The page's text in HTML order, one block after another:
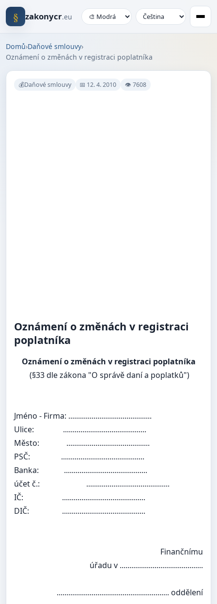
§ zakonycr.eu
Domů›Daňové smlouvy›
Oznámení o změnách v registraci poplatníka
💰Daňové smlouvy 📅 12. 4. 2010 👁 7608
Oznámení o změnách v registraci
poplatníka
Oznámení o změnách v registraci poplatníka
(§33 dle zákona "O správě daní a poplatků")
Jméno - Firma: ...........................................
Ulice: ...........................................
Město: ...........................................
PSČ: ...........................................
Banka: ...........................................
účet č.: ...........................................
IČ: ...........................................
DIČ: ...........................................
Finančnímu
úřadu v ...........................................
.......................................................... oddělení